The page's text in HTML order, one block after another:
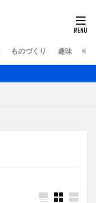
ものづくり 趣味 ト